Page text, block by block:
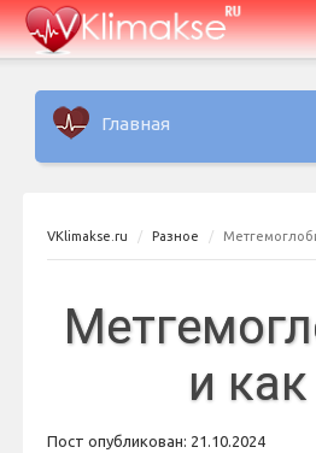
Главная
VKlimakse.ru Разное
и
Пост опубликован: 21.10.2024